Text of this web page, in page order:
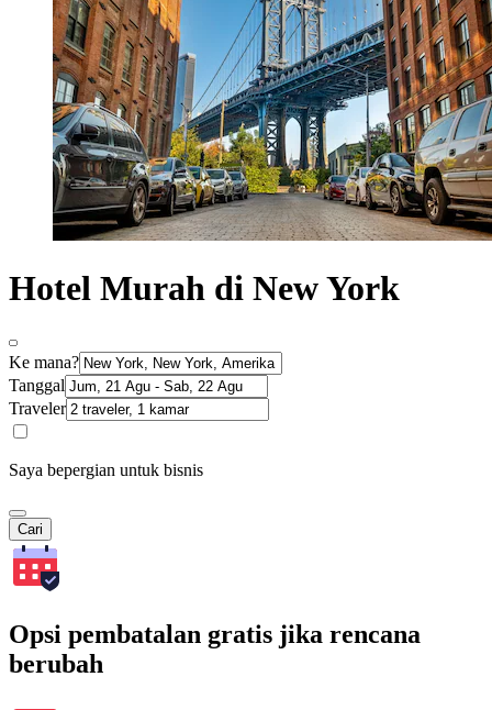
Hotel Murah di New York
Ke mana?
Tanggal
Traveler
Saya bepergian untuk bisnis
Cari
Opsi pembatalan gratis jika rencana
berubah